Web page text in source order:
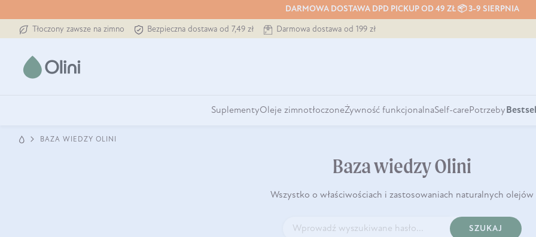
DARMOWA DOSTAWA DPD PICKUP OD 49 ZŁ 📦 3-9 SIERPNIA
Tłoczony zawsze na zimno Bezpieczna dostawa od 7,49 zł Darmowa dostawa od 199 zł
SuplementyOleje zimnotłoczoneŻywność funkcjonalnaSelf-carePotrzeby
BAZA WIEDZY OLINI
Baza wiedzy Olini
Wszystko o właściwościach i zastosowaniach naturalnych olejów
SZUKAJ